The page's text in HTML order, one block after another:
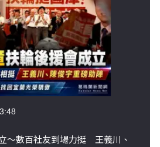
～數百社友到場力挺 王義川、